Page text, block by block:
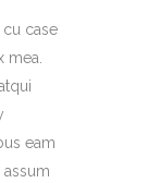
case
mea.
eam